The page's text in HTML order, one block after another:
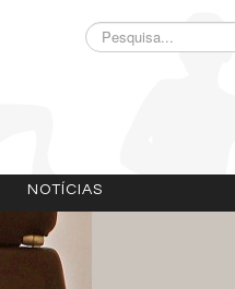
Pesquisa...
NOTÍCIAS